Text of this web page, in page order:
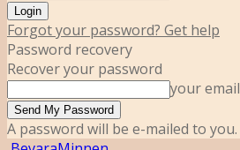
Forgot your password? Get help
Password recovery
Recover your password
your email
A password will be e-mailed to you.